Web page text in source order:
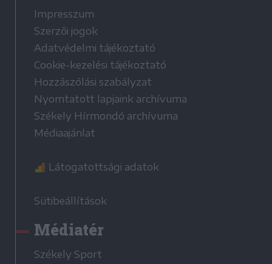
Impresszum
Szerzői jogok
Adatvédelmi tájékoztató
Cookie-kezelési tájékoztató
Hozzászólási szabályzat
Nyomtatott lapjaink archívuma
Székely Hírmondó archívuma
Médiaajánlat
Látogatottsági adatok
Sütibeállítások
Médiatér
Székely Sport